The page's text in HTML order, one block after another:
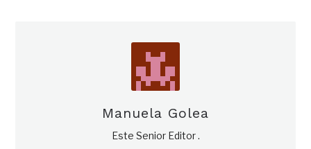
Manuela Golea
Este Senior Editor .